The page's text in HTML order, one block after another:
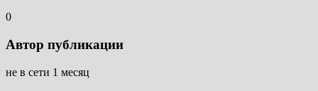
0
Автор публикации
не в сети 1 месяц